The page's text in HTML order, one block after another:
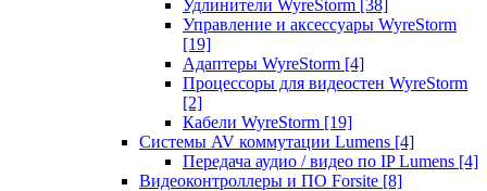
Удлинители WyreStorm [38]
Управление и аксессуары WyreStorm
[19]
Адаптеры WyreStorm [4]
Процессоры для видеостен WyreStorm
[2]
Кабели WyreStorm [19]
Системы AV коммутации Lumens [4]
Передача аудио / видео по IP Lumens [4]
Видеоконтроллеры и ПО Forsite [8]